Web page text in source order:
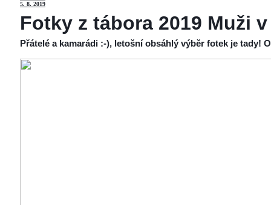
5. 8. 2019
Fotky z tábora 2019 Muži
Přátelé a kamarádi :-), letošní obsáhlý výběr fotek je tady!